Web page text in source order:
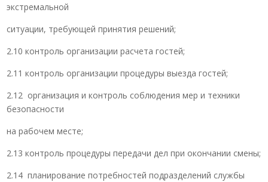
экстремальной
ситуации, требующей принятия решений;
2.10 контроль организации расчета гостей;
2.11 контроль организации процедуры выезда гостей;
2.12 организация и контроль соблюдения мер и техники
безопасности
на рабочем месте;
2.13 контроль процедуры передачи дел при окончании смены;
2.14 планирование потребностей подразделений службы